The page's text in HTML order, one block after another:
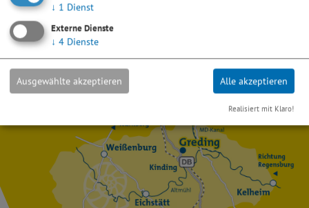
Eine Kopie dieser E-Mail wird an Ihre Adresse verschickt.
↓ 1 Dienst
Externe Dienste
↓ 4 Dienste
Ausgewählte akzeptieren Alle akzeptieren
Realisiert mit Klaro!